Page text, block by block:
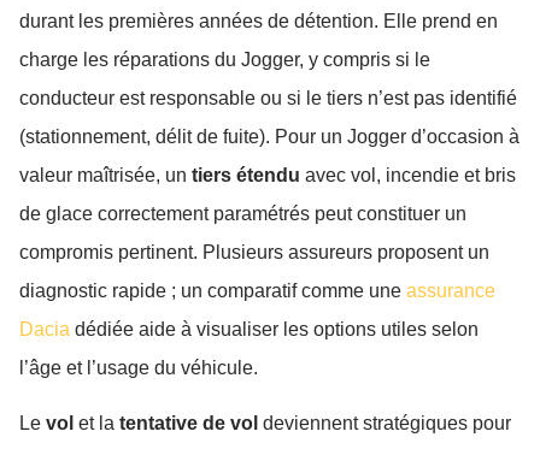
durant les premières années de détention. Elle prend en
charge les réparations du Jogger, y compris si le
conducteur est responsable ou si le tiers n’est pas identifié
(stationnement, délit de fuite). Pour un Jogger d’occasion à
valeur maîtrisée, un tiers étendu avec vol, incendie et bris
de glace correctement paramétrés peut constituer un
compromis pertinent. Plusieurs assureurs proposent un
diagnostic rapide ; un comparatif comme une assurance
Dacia dédiée aide à visualiser les options utiles selon
l’âge et l’usage du véhicule.
Le vol et la tentative de vol deviennent stratégiques pour